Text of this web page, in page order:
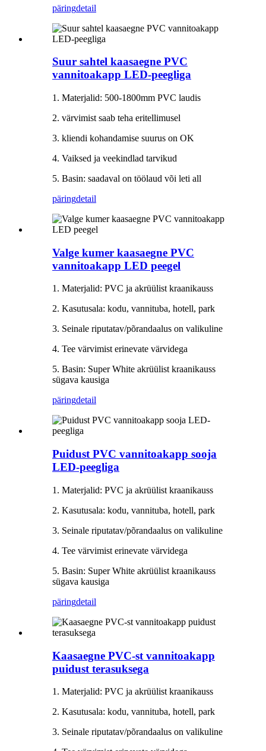
päringdetail
Suur sahtel kaasaegne PVC
vannitoakapp LED-peegliga
1. Materjalid: 500-1800mm PVC laudis
2. värvimist saab teha eritellimusel
3. kliendi kohandamise suurus on OK
4. Vaiksed ja veekindlad tarvikud
5. Basin: saadaval on töölaud või leti all
päringdetail
Valge kumer kaasaegne PVC
vannitoakapp LED peegel
1. Materjalid: PVC ja akrüülist kraanikauss
2. Kasutusala: kodu, vannituba, hotell, park
3. Seinale riputatav/põrandaalus on valikuline
4. Tee värvimist erinevate värvidega
5. Basin: Super White akrüülist kraanikauss
sügava kausiga
päringdetail
Puidust PVC vannitoakapp sooja
LED-peegliga
1. Materjalid: PVC ja akrüülist kraanikauss
2. Kasutusala: kodu, vannituba, hotell, park
3. Seinale riputatav/põrandaalus on valikuline
4. Tee värvimist erinevate värvidega
5. Basin: Super White akrüülist kraanikauss
sügava kausiga
päringdetail
Kaasaegne PVC-st vannitoakapp
puidust terasuksega
1. Materjalid: PVC ja akrüülist kraanikauss
2. Kasutusala: kodu, vannituba, hotell, park
3. Seinale riputatav/põrandaalus on valikuline